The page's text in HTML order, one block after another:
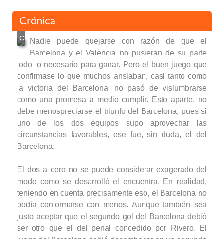
Crónica
Nadie puede quejarse con razón de que el
Barcelona y el Valencia no pusieran de su parte
todo lo necesario para ganar. Pero el buen juego que
confirmase lo que muchos ansiaban, casi tanto como
la victoria del Barcelona, no pasó de vislumbrarse
como una promesa a medio cumplir. Esto aparte, no
debe menospreciarse el triunfo del Barcelona, pues si
uno de los dos equipos supo aprovechar las
circunstancias favorables, ese fue, sin duda, el del
Barcelona.
El dos a cero no se puede considerar exagerado del
modo como se desarrolló el encuentra. En realidad,
teniendo en cuenta precisamente eso, el Barcelona no
podía conformarse con menos. Aunque también sea
justo aceptar que el segundo gol del Barcelona debió
ser otro que el del penal concedido por Rivero. El